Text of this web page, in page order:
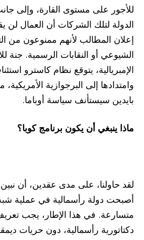
للأجور على مستوى القارة، وإلى
الدولة لتلك الشركات أن العمال لن
إعلان المطالب لأنهم ممنوعون من
الشيوعي أو النقابات الرسمية. جنة
الإمبريالية، يتوقع نظام كاسترو
وامتدادها إلى البرجوازية
بايدين سيستأنف سياسة أوباما.
ماذا ينبغي أن يكون برنامج كوبا؟
لقد حاولنا، على مدى عقدين، أن
أصبحت دولة رأسمالية في عملية
متسارعة. في هذا الإطار، يجب
دكتاتورية رأسمالية، دون حريات